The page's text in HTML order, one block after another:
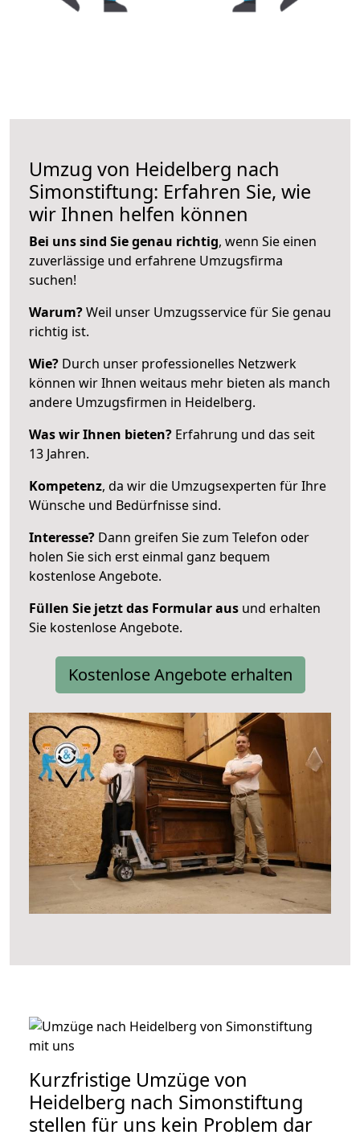
Umzug von Heidelberg nach
Simonstiftung: Erfahren Sie, wie
wir Ihnen helfen können
Bei uns sind Sie genau richtig, wenn Sie einen
zuverlässige und erfahrene Umzugsfirma
suchen!
Warum?Weil unser Umzugsservice für Sie genau
richtig ist.
Wie? Durch unser professionelles Netzwerk
können wir Ihnen weitaus mehr bieten als manch
andere Umzugsfirmen in Heidelberg.
Was wir Ihnen bieten? Erfahrung und das seit
13 Jahren.
Kompetenz, da wir die Umzugsexperten für Ihre
Wünsche und Bedürfnisse sind.
Interesse? Dann greifen Sie zum Telefon oder
holen Sie sich erst einmal ganz bequem
kostenlose Angebote.
Füllen Sie jetzt das Formular aus und erhalten
Sie kostenlose Angebote.
Kostenlose Angebote erhalten
Kurzfristige Umzüge von
Heidelberg nach Simonstiftung
stellen für uns kein Problem dar